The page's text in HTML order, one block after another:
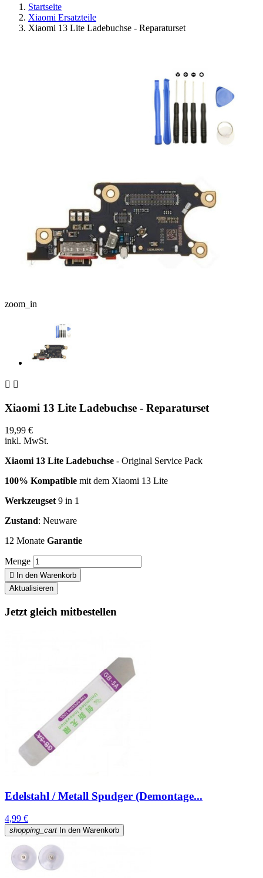
Startseite
Xiaomi Ersatzteile
Xiaomi 13 Lite Ladebuchse - Reparaturset
zoom_in
 
Xiaomi 13 Lite Ladebuchse - Reparaturset
19,99 €
inkl. MwSt.
Xiaomi 13 Lite Ladebuchse - Original Service Pack
100% Kompatible mit dem Xiaomi 13 Lite
Werkzeugset9 in 1
Zustand: Neuware
12 Monate Garantie
Menge
 In den Warenkorb
Jetzt gleich mitbestellen
Edelstahl / Metall Spudger (Demontage...
4,99 €
shopping_cart In den Warenkorb